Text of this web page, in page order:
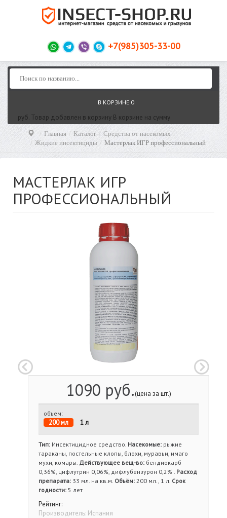
+7(985)305-33-00
В КОРЗИНЕ 0
руб. Товар добавлен в корзину В корзине на сумму
Главная Каталог
Средства от насекомых
Жидкие инсектициды
Мастерлак ИГР профессиональный
МАСТЕРЛАК ИГР
ПРОФЕССИОНАЛЬНЫЙ
1090 руб.(цена за шт.)
объем:
200 мл 1 л
Тип: Инсектицидное средство. Насекомые: рыжие
тараканы, постельные клопы, блохи, муравьи, имаго
мухи, комары. Действующее вещ-во: бендиокарб
0,36%, цифлутрин 0,06%, дифлубензурон 0,2% . Расход
препарата: 33 мл. на кв.м. Объём: 200 мл., 1 л. Срок
годности: 5 лет
Рейтинг:
Производитель: Испания